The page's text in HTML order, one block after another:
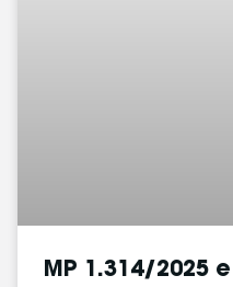
MP 1.314/2025